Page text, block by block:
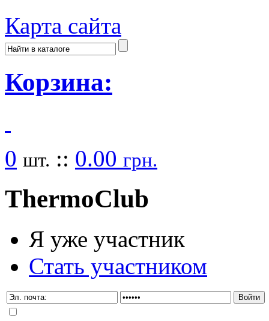
Карта сайта
Корзина:
0 шт. :: 0.00 грн.
ThermoClub
Я уже участник
Стать участником